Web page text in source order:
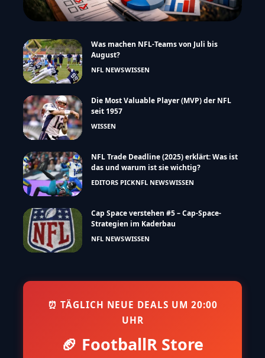
Was machen NFL-Teams von Juli bis
August?
NFL NEWSWISSEN
Die Most Valuable Player (MVP) der NFL
seit 1957
WISSEN
NFL Trade Deadline (2025) erklärt: Was ist
das und warum ist sie wichtig?
EDITORS PICKNFL NEWSWISSEN
Cap Space verstehen #5 – Cap-Space-
Strategien im Kaderbau
NFL NEWSWISSEN
⏰ TÄGLICH NEUE DEALS UM 20:00
UHR
🏈 FootballR Store